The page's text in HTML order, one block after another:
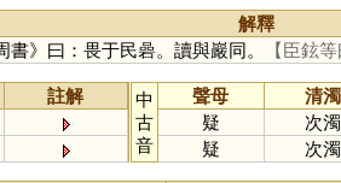
解釋
》曰：畏于民碞。讀與巖同。 【臣鉉
註解
中
古
音
聲母 清濁
疑
次濁
疑
次濁